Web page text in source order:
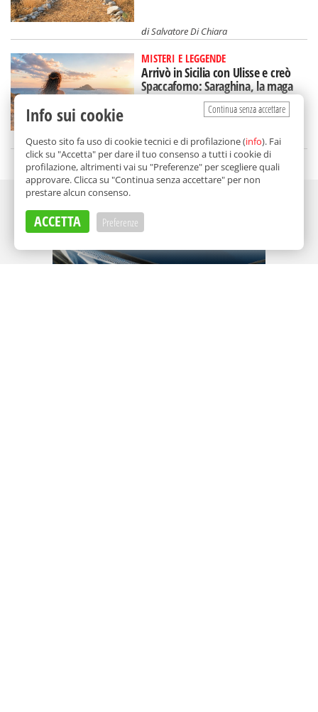
diSalvatore Di Chiara
MISTERI E LEGGENDE
Arrivò in Sicilia con Ulisse e creò
Spaccaforno: Saraghina, la maga
(beniamina) delle donne
diFrancesca Garofalo
Continua senza accettare
Info sui cookie
Questo sito fa uso di cookie tecnici e di profilazione (info). Fai
click su "Accetta" per dare il tuo consenso a tutti i cookie di
profilazione, altrimenti vai su "Preferenze" per scegliere quali
approvare. Clicca su "Continua senza accettare" per non
prestare alcun consenso.
ACCETTA Preferenze